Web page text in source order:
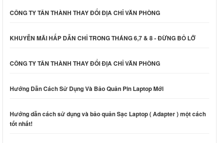
CÔNG TY TÂN THÀNH THAY ĐỔI ĐỊA CHỈ VĂN PHÒNG
KHUYỄN MÃI HẤP DẪN CHỈ TRONG THÁNG 6,7 & 8 - ĐỪNG BỎ LỠ
CÔNG TY TÂN THÀNH THAY ĐỔI ĐỊA CHỈ VĂN PHÒNG
Hướng Dẫn Cách Sử Dụng Và Bảo Quản Pin Laptop Mới
Hướng dẫn cách sử dụng và bảo quản Sạc Laptop ( Adapter ) một cách
tốt nhất!